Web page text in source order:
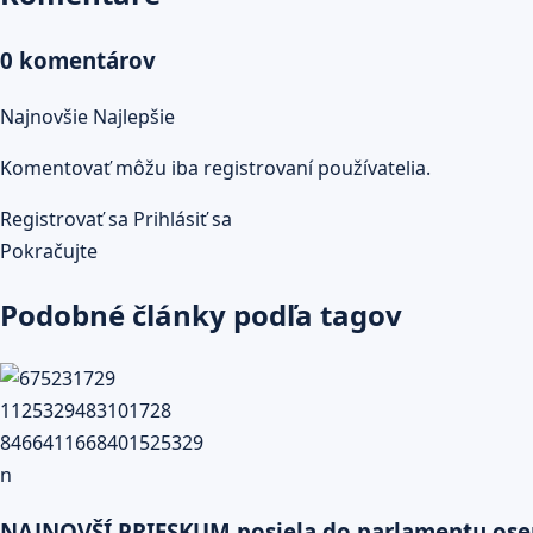
0 komentárov
Najnovšie Najlepšie
Komentovať môžu iba registrovaní používatelia.
Registrovať sa Prihlásiť sa
Pokračujte
Podobné články podľa tagov